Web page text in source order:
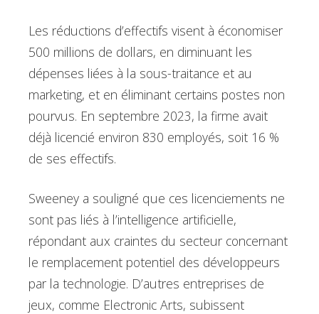
Les réductions d’effectifs visent à économiser
500 millions de dollars, en diminuant les
dépenses liées à la sous-traitance et au
marketing, et en éliminant certains postes non
pourvus. En septembre 2023, la firme avait
déjà licencié environ 830 employés, soit 16 %
de ses effectifs.
Sweeney a souligné que ces licenciements ne
sont pas liés à l’intelligence artificielle,
répondant aux craintes du secteur concernant
le remplacement potentiel des développeurs
par la technologie. D’autres entreprises de
jeux, comme Electronic Arts, subissent